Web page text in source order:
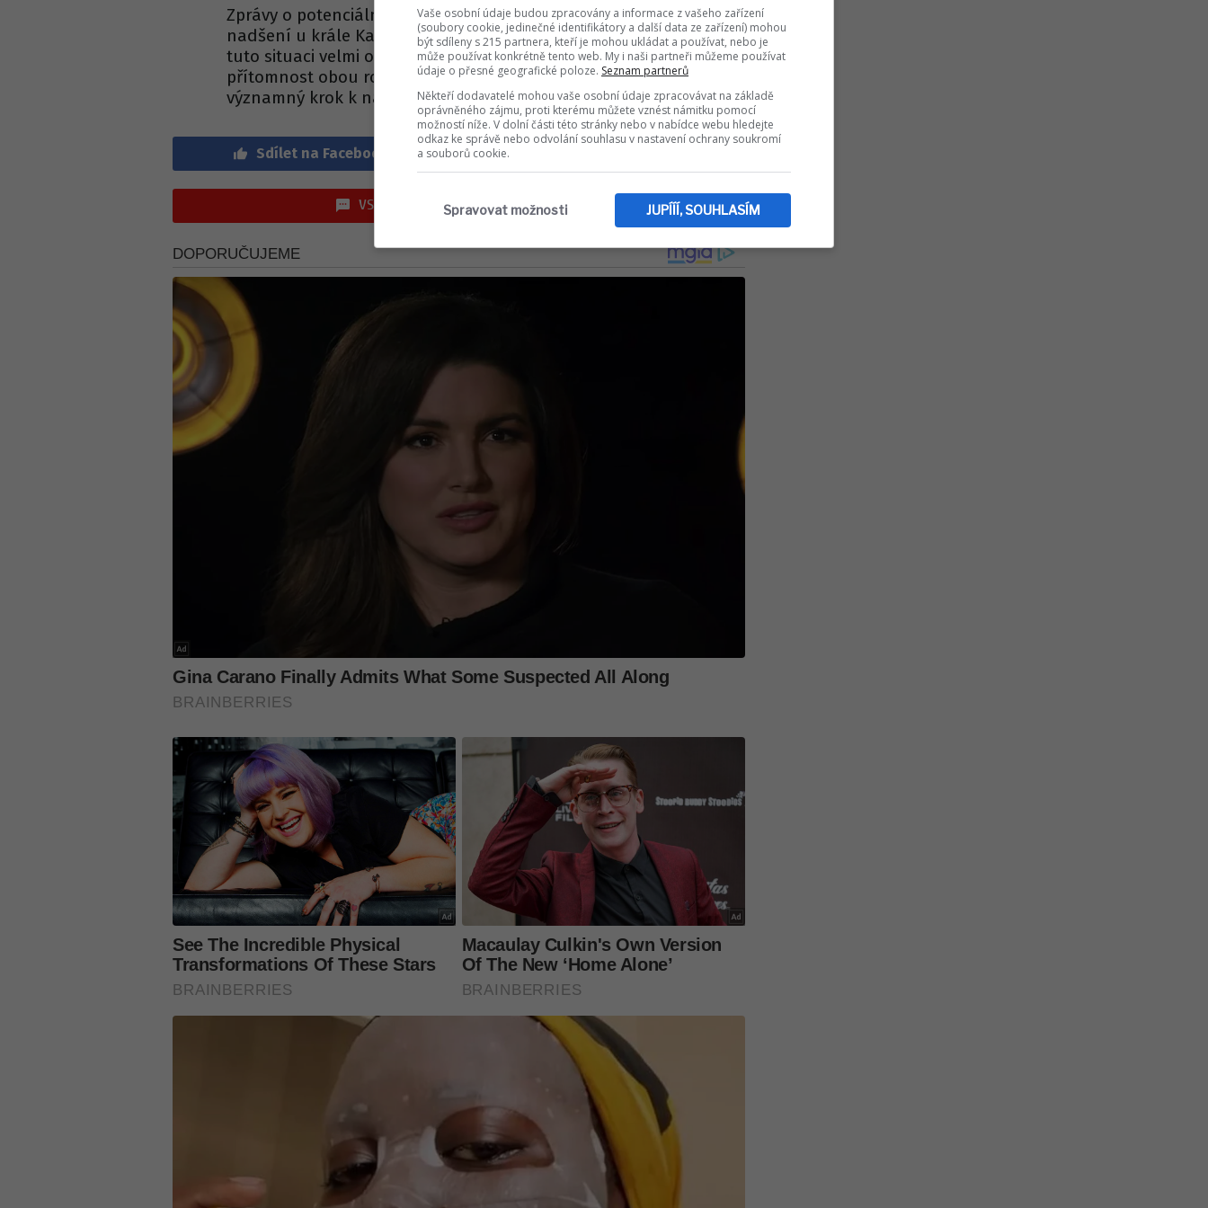
Zprávy o potenciálním příjezdu vnoučat naopak vyvolaly velké
nadšení u krále Karla III. Panovník podle zdrojů z paláce vnímá
tuto situaci velmi optimisticky. Doufá totiž, že by společná
přítomnost obou rodin v Londýně mohla posloužit jako první
významný krok k nápravě narušených vztahů mezi oběma bratry.
Sdílet na Facebook
VSTOUPIT DO DISKUZE (0 PŘÍSPĚVKŮ)
Vaše osobní údaje budou zpracovány a informace z vašeho zařízení
(soubory cookie, jedinečné identifikátory a další data ze zařízení) mohou
být sdíleny s 215 partnera, kteří je mohou ukládat a používat, nebo je
může používat konkrétně tento web. My i naši partneři můžeme používat
údaje o přesné geografické poloze. Seznam partnerů
Někteří dodavatelé mohou vaše osobní údaje zpracovávat na základě
oprávněného zájmu, proti kterému můžete vznést námitku pomocí
možností níže. V dolní části této stránky nebo v nabídce webu hledejte
odkaz ke správě nebo odvolání souhlasu v nastavení ochrany soukromí
a souborů cookie.
JUPÍÍÍ, SOUHLASÍM
Spravovat možnosti